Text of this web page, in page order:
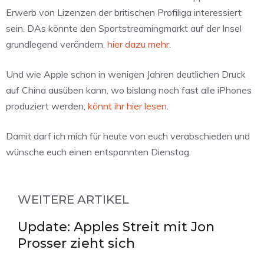
Erwerb von Lizenzen der britischen Profiliga interessiert
sein. DAs könnte den Sportstreamingmarkt auf der Insel
grundlegend verändern, hier dazu mehr.
Und wie Apple schon in wenigen Jahren deutlichen Druck
auf China ausüben kann, wo bislang noch fast alle iPhones
produziert werden, könnt ihr hier lesen
Damit darf ich mich für heute von euch verabschieden und
wünsche euch einen entspannten Dienstag.
WEITERE ARTIKEL
Update: Apples Streit mit Jon
Prosser zieht sich